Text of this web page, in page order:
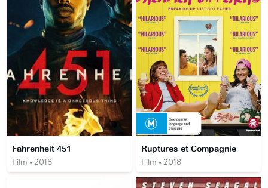
Fahrenheit 451
Film • 2018
Ruptures et Compagnie
Film • 2018